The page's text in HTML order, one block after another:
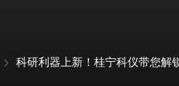
科研利器上新！桂宁科仪带您解